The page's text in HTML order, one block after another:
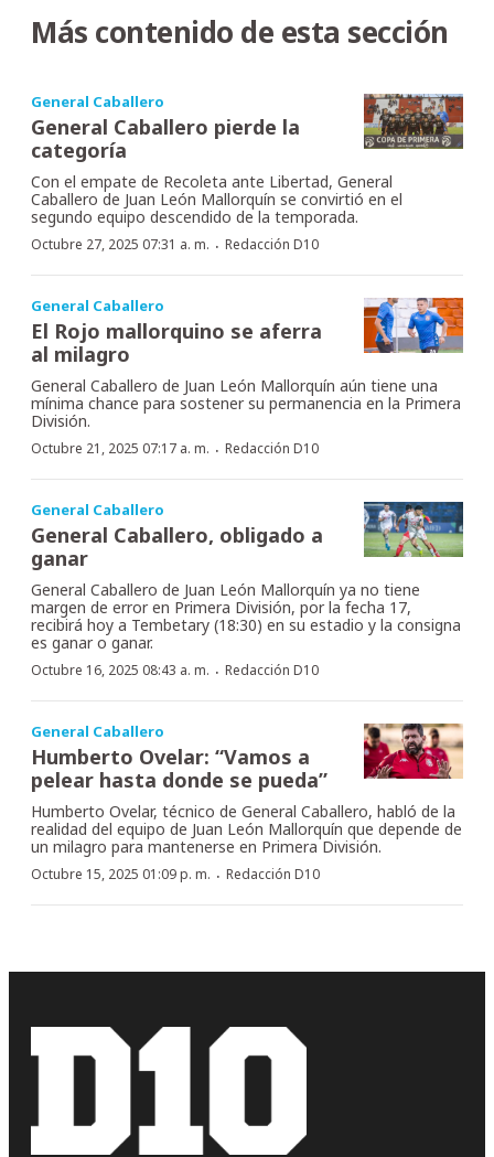
Más contenido de esta sección
General Caballero
General Caballero pierde la
categoría
Con el empate de Recoleta ante Libertad, General
Caballero de Juan León Mallorquín se convirtió en el
segundo equipo descendido de la temporada.
Octubre 27, 2025 07:31 a. m. · Redacción D10
General Caballero
El Rojo mallorquino se aferra
al milagro
General Caballero de Juan León Mallorquín aún tiene una
mínima chance para sostener su permanencia en la Primera
División.
Octubre 21, 2025 07:17 a. m. · Redacción D10
General Caballero
General Caballero, obligado a
ganar
General Caballero de Juan León Mallorquín ya no tiene
margen de error en Primera División, por la fecha 17,
recibirá hoy a Tembetary (18:30) en su estadio y la consigna
es ganar o ganar.
Octubre 16, 2025 08:43 a. m. · Redacción D10
General Caballero
Humberto Ovelar: “Vamos a
pelear hasta donde se pueda”
Humberto Ovelar, técnico de General Caballero, habló de la
realidad del equipo de Juan León Mallorquín que depende de
un milagro para mantenerse en Primera División.
Octubre 15, 2025 01:09 p. m. · Redacción D10